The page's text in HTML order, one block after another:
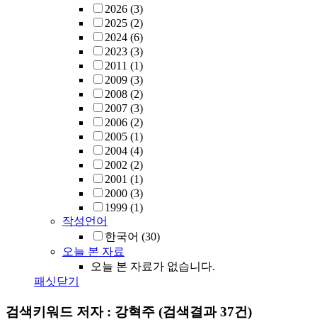
2026 (3)
2025 (2)
2024 (6)
2023 (3)
2011 (1)
2009 (3)
2008 (2)
2007 (3)
2006 (2)
2005 (1)
2004 (4)
2002 (2)
2001 (1)
2000 (3)
1999 (1)
작성언어
한국어 (30)
오늘 본 자료
오늘 본 자료가 없습니다.
패싯닫기
검색키워드 저자 : 강혁주 (검색결과 37건)